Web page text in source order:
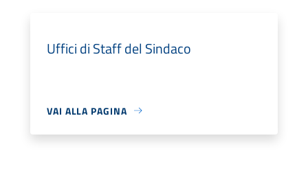
Uffici di Staff del Sindaco
VAI ALLA PAGINA